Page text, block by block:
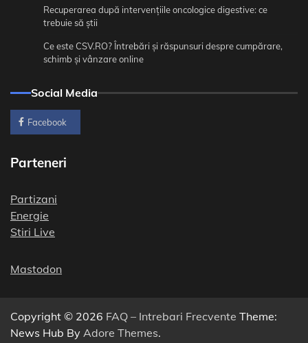
Recuperarea după intervențiile oncologice digestive: ce
trebuie să știi
Ce este CSV.RO? Întrebări și răspunsuri despre cumpărare,
schimb și vânzare online
Social Media
Facebook
Parteneri
Partizani
Energie
Stiri Live
Mastodon
Copyright © 2026 FAQ – Intrebari Frecvente Theme:
News Hub By Adore Themes.